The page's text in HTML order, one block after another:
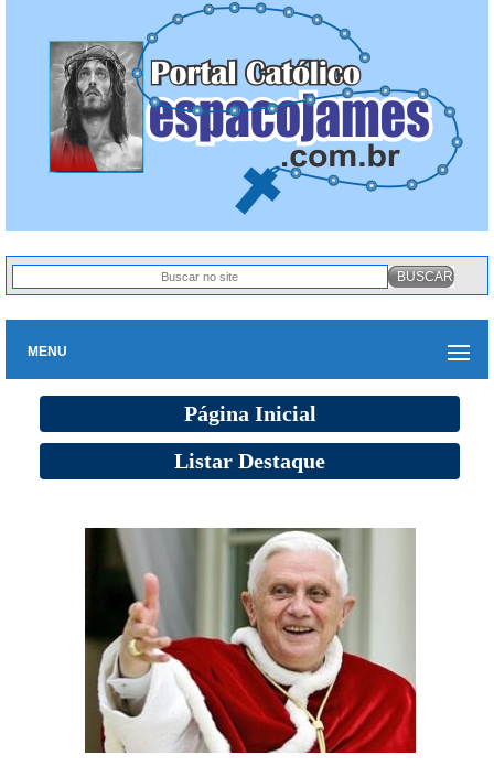
MENU
Página Inicial
Listar Destaque